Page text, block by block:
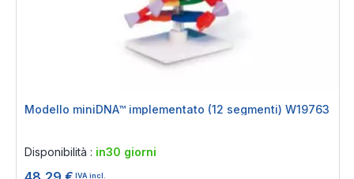
Modello miniDNA™ implementato (12 segmenti) W19763
Disponibilità : in30 giorni
IVA incl.